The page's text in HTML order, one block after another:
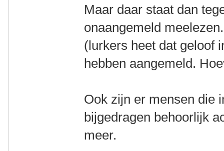
Maar daar staat dan
onaangemeld
(lurkers heet dat geloof
hebben aangemeld.
Ook zijn er mensen die
bijgedragen behoorlijk
meer.